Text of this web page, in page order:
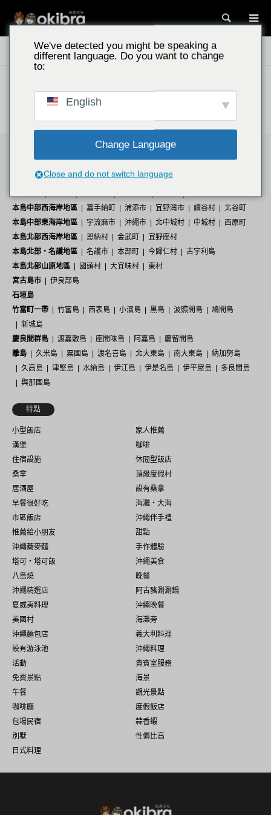
搜尋
沖繩景點 離島 津堅島
沒有掛號信件。.
區域
那霸機場周邊地區 那霸市
豐見城市
本島中部西海岸地區
嘉手納町 浦添市 宜野灣市 讀谷村
北谷町
本島中部東海岸地區
宇流麻市 沖繩市 北中城村 中城村
西原町
本島北部西海岸地區
恩納村 金武町
宜野座村
本島北部・名護地區
名護市 本部町 今歸仁村
古宇利島
本島北部山原地區
國頭村 大宜味村
東村
宮古島市
伊良部島
石垣島
竹富町一帶
竹富島 西表島 小濱島 黑島 波照間島
鳩間島
新城島
慶良間群島
渡嘉敷島 座間味島 阿嘉島
慶留間島
離島
久米島 粟國島 渡名喜島 北大東島 南大東島
納加努島
久高島
津堅島 水納島 伊江島 伊是名島 伊平屋島
多良間島
與那國島
特點
小型飯店
家人推薦
漢堡
咖啡
住宿設施
休閒型飯店
桑拿
頂級度假村
居酒屋
設有桑拿
早餐很好吃
海灘・大海
市區飯店
沖繩伴手禮
推薦給小朋友
甜點
沖繩蕎麥麵
手作體驗
塔可・塔可飯
沖繩美食
八島燒
晚餐
沖繩精選店
阿古豬涮涮鍋
夏威夷料理
沖繩晚餐
美國村
海灘旁
沖繩麵包店
義大利料理
設有游泳池
沖繩料理
活動
貴賓室服務
免費景點
海景
午餐
觀光景點
咖啡廳
度假飯店
包場民宿
蒜香蝦
別墅
性價比高
日式料理
We've detected you might be speaking a
different language. Do you want to change
to:
English
Change Language
Close and do not switch language